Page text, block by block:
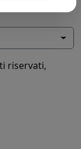
riservati,